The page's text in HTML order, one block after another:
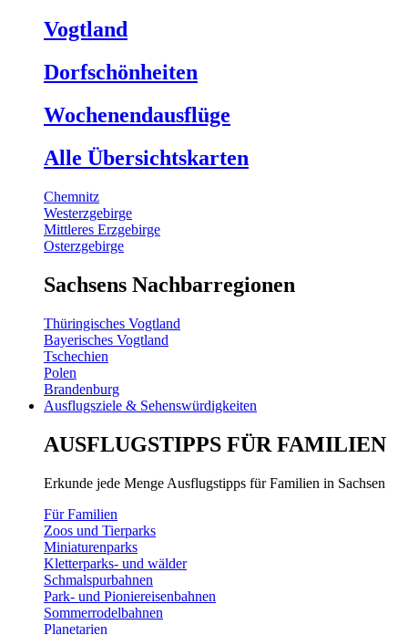
Vogtland
Dorfschönheiten
Wochenendausflüge
Alle Übersichtskarten
Chemnitz
Westerzgebirge
Mittleres Erzgebirge
Osterzgebirge
Sachsens Nachbarregionen
Thüringisches Vogtland
Bayerisches Vogtland
Tschechien
Polen
Brandenburg
Ausflugsziele & Sehenswürdigkeiten
AUSFLUGSTIPPS FÜR FAMILIEN
Erkunde jede Menge Ausflugstipps für Familien in Sachsen
Für Familien
Zoos und Tierparks
Miniaturenparks
Kletterparks- und wälder
Schmalspurbahnen
Park- und Pioniereisenbahnen
Sommerrodelbahnen
Planetarien